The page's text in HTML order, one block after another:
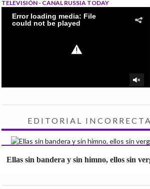
TELEVISIÓN - CANAL RUSSIA TODAY
EDITORIAL INCORRECTA
Ellas sin bandera y sin himno, ellos sin